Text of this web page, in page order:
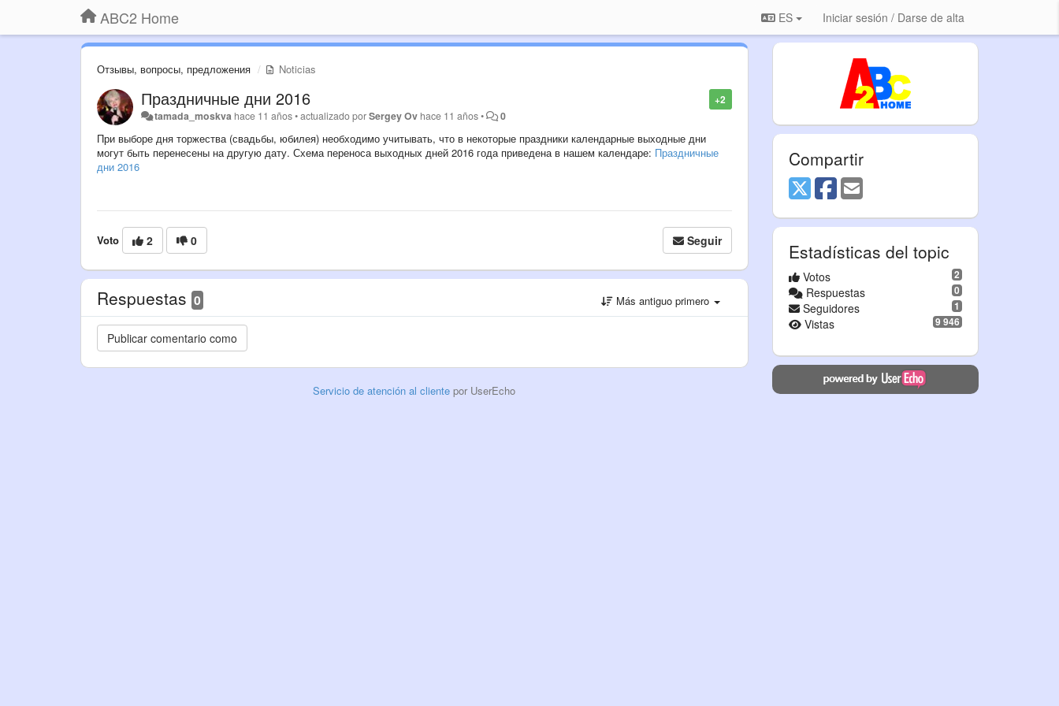
ABC2 Home ES Iniciar sesión / Darse de alta
Отзывы, вопросы, предложения Noticias
+2
Праздничные дни 2016
tamada_moskva hace 11 años•actualizado porSergey Ov hace 11 años• 0
При выборе дня торжества (свадьбы, юбилея) необходимо учитывать, что в некоторые праздники календарные выходные дни
могут быть перенесены на другую дату. Схема переноса выходных дней 2016 года приведена в нашем календаре: Праздничные
дни 2016
Voto 2 0 Seguir
Respuestas 0 Más antiguo primero
Servicio de atención al clientepor UserEcho
Compartir
Estadísticas del topic
2
Votos
0
Respuestas
1
Seguidores
9 946
Vistas